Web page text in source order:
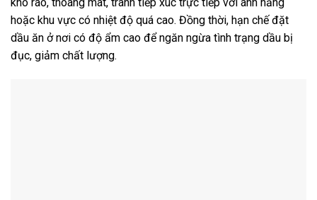
hoặc khu vực có nhiệt độ quá cao. Đồng thời, hạn chế đặt
dầu ăn ở nơi có độ ẩm cao để ngăn ngừa tình trạng dầu bị
đục, giảm chất lượng.